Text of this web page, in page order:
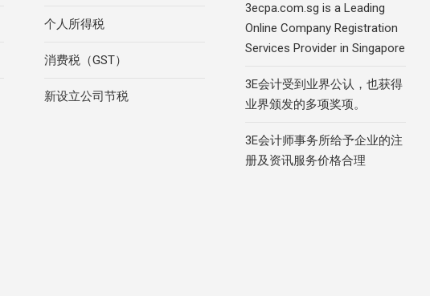
个人所得税
消费税（GST）
新设立公司节税
3ecpa.com.sg is a Leading
Online Company Registration
Services Provider in Singapore
3E会计受到业界公认，也获得
业界颁发的多项奖项。
3E会计师事务所给予企业的注
册及资讯服务价格合理